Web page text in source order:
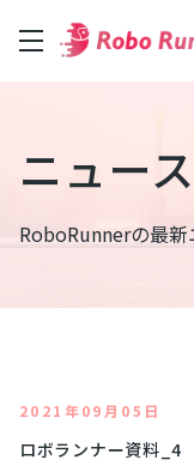
ニュース
RoboRunnerの最
2021年09月05日
ロボランナー資料_4